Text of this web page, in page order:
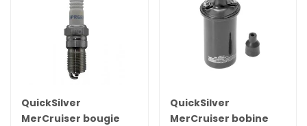
QuickSilver
MerCruiser bougie
QuickSilver
MerCruiser bobine